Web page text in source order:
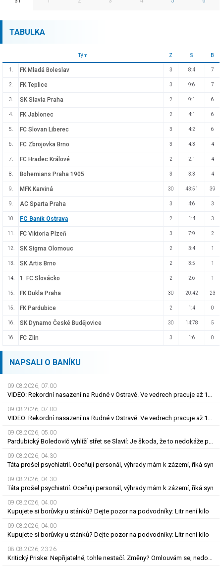
TABULKA
Tým Z S B
1. FK Mladá Boleslav 3 8:4 7
2. FK Teplice 3 9:6 7
3. SK Slavia Praha 2 9:1 6
4. FK Jablonec 2 4:1 6
5. FC Slovan Liberec 3 4:2 6
6. FC Zbrojovka Brno 3 4:3 4
7. FC Hradec Králové 2 2:1 4
8. Bohemians Praha 1905 3 3:3 4
9. MFK Karviná 30 43:51 39
9. AC Sparta Praha 3 4:6 3
10. FC Baník Ostrava 2 1:4 3
11. FC Viktoria Plzeň 3 7:9 2
12. SK Sigma Olomouc 2 3:4 1
13. SK Artis Brno 2 3:5 1
14. 1. FC Slovácko 2 2:6 1
15. FK Dukla Praha 30 20:42 23
15. FK Pardubice 2 1:4 0
16. SK Dynamo České Budějovice 30 14:78 5
16. FC Zlín 3 1:6 0
NAPSALI O BANÍKU
09.08.2026, 07.00
VIDEO: Rekordní nasazení na Rudné v Ostravě. Ve vedrech pracuje až 120 silničářů
09.08.2026, 07.00
VIDEO: Rekordní nasazení na Rudné v Ostravě. Ve vedrech pracuje až 120 silničářů
09.08.2026, 05.00
Pardubický Boledovič vyhlíží střet se Slavií: Je škoda, že to nedokáže postavit na mladých
09.08.2026, 04.30
Táta prošel psychiatrií. Oceňuji personál, výhrady mám k zázemí, říká syn
09.08.2026, 04.30
Táta prošel psychiatrií. Oceňuji personál, výhrady mám k zázemí, říká syn
09.08.2026, 04.00
Kupujete si borůvky u stánků? Dejte pozor na podvodníky: Litr není kilo
09.08.2026, 04.00
Kupujete si borůvky u stánků? Dejte pozor na podvodníky: Litr není kilo
08.08.2026, 23.26
Kritický Priske: Nepřijatelné, tohle nestačí. Změny? Omlouvám se, nedokážu odpovědět